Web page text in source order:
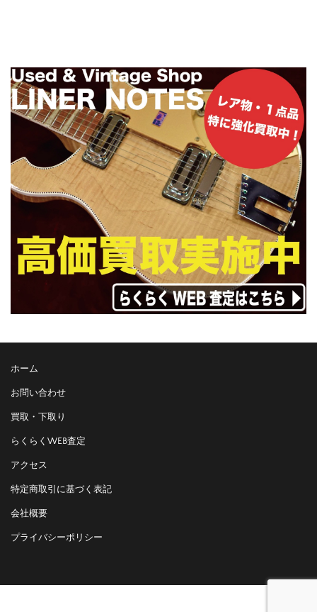
ホーム
お問い合わせ
買取・下取り
らくらくWEB査定
アクセス
特定商取引に基づく表記
会社概要
プライバシーポリシー